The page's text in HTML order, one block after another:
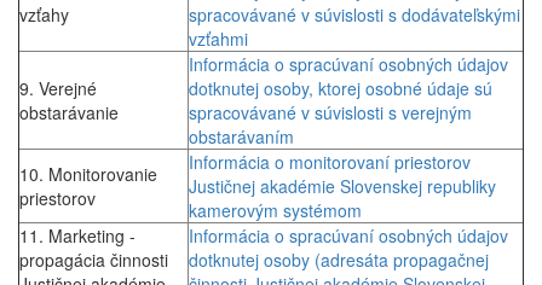
vzťahy
spracovávané v súvislosti s dodávateľskými
vzťahmi
9. Verejné
obstarávanie
Informácia o spracúvaní osobných údajov
dotknutej osoby, ktorej osobné údaje sú
spracovávané v súvislosti s verejným
obstarávaním
10. Monitorovanie
priestorov
Informácia o monitorovaní priestorov
Justičnej akadémie Slovenskej republiky
kamerovým systémom
11. Marketing -
propagácia činnosti
Informácia o spracúvaní osobných údajov
dotknutej osoby (adresáta propagačnej